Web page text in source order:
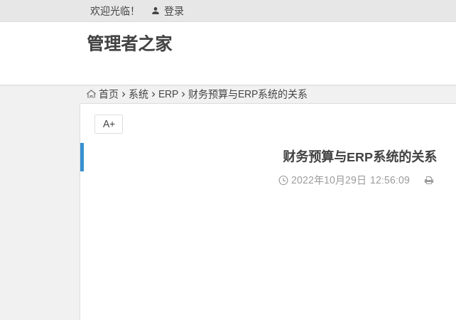
欢迎光临！ 登录
管理者之家
首页 系统 ERP 财务预算与ERP系统的关系
财务预算与ERP系统的关系
2022年10月29日 12:56:09
A+